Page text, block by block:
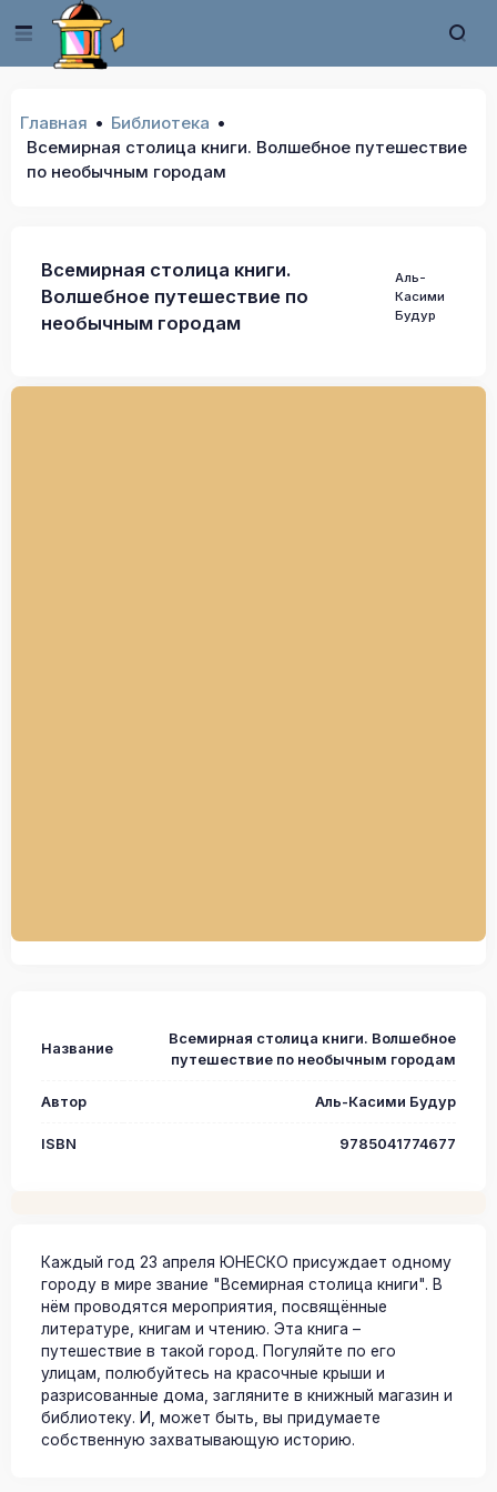
Главная
Библиотека
Всемирная столица книги. Волшебное путешествие
по необычным городам
Всемирная столица книги.
Волшебное путешествие по
необычным городам
Аль-
Касими
Будур
Название
Всемирная столица книги. Волшебное
путешествие по необычным городам
Автор Аль-Касими Будур
ISBN 9785041774677
Каждый год 23 апреля ЮНЕСКО присуждает одному
городу в мире звание "Всемирная столица книги". В
нём проводятся мероприятия, посвящённые
литературе, книгам и чтению. Эта книга –
путешествие в такой город. Погуляйте по его
улицам, полюбуйтесь на красочные крыши и
разрисованные дома, загляните в книжный магазин и
библиотеку. И, может быть, вы придумаете
собственную захватывающую историю.